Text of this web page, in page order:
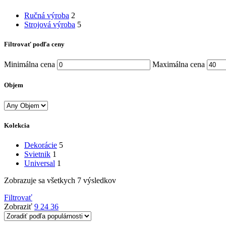
Ručná výroba 2
Strojová výroba 5
Filtrovať podľa ceny
Minimálna cena Maximálna cena
Objem
Kolekcia
Dekorácie 5
Svietnik 1
Universal 1
Zobrazuje sa všetkych 7 výsledkov
Filtrovať
Zobraziť 9 24 36